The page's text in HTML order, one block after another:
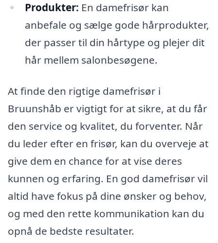
Produkter: En damefrisør kan
anbefale og sælge gode hårprodukter,
der passer til din hårtype og plejer dit
hår mellem salonbesøgene.
At finde den rigtige damefrisør i
Bruunshåb er vigtigt for at sikre, at du får
den service og kvalitet, du forventer. Når
du leder efter en frisør, kan du overveje at
give dem en chance for at vise deres
kunnen og erfaring. En god damefrisør vil
altid have fokus på dine ønsker og behov,
og med den rette kommunikation kan du
opnå de bedste resultater.